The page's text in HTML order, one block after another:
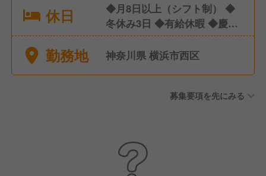
休日
◆月8日以上（シフト制） ◆
冬休み3日 ◆有給休暇 ◆慶弔
休暇 ◆年末年始休暇
勤務地 神奈川県 横浜市西区
募集要項を先にみる